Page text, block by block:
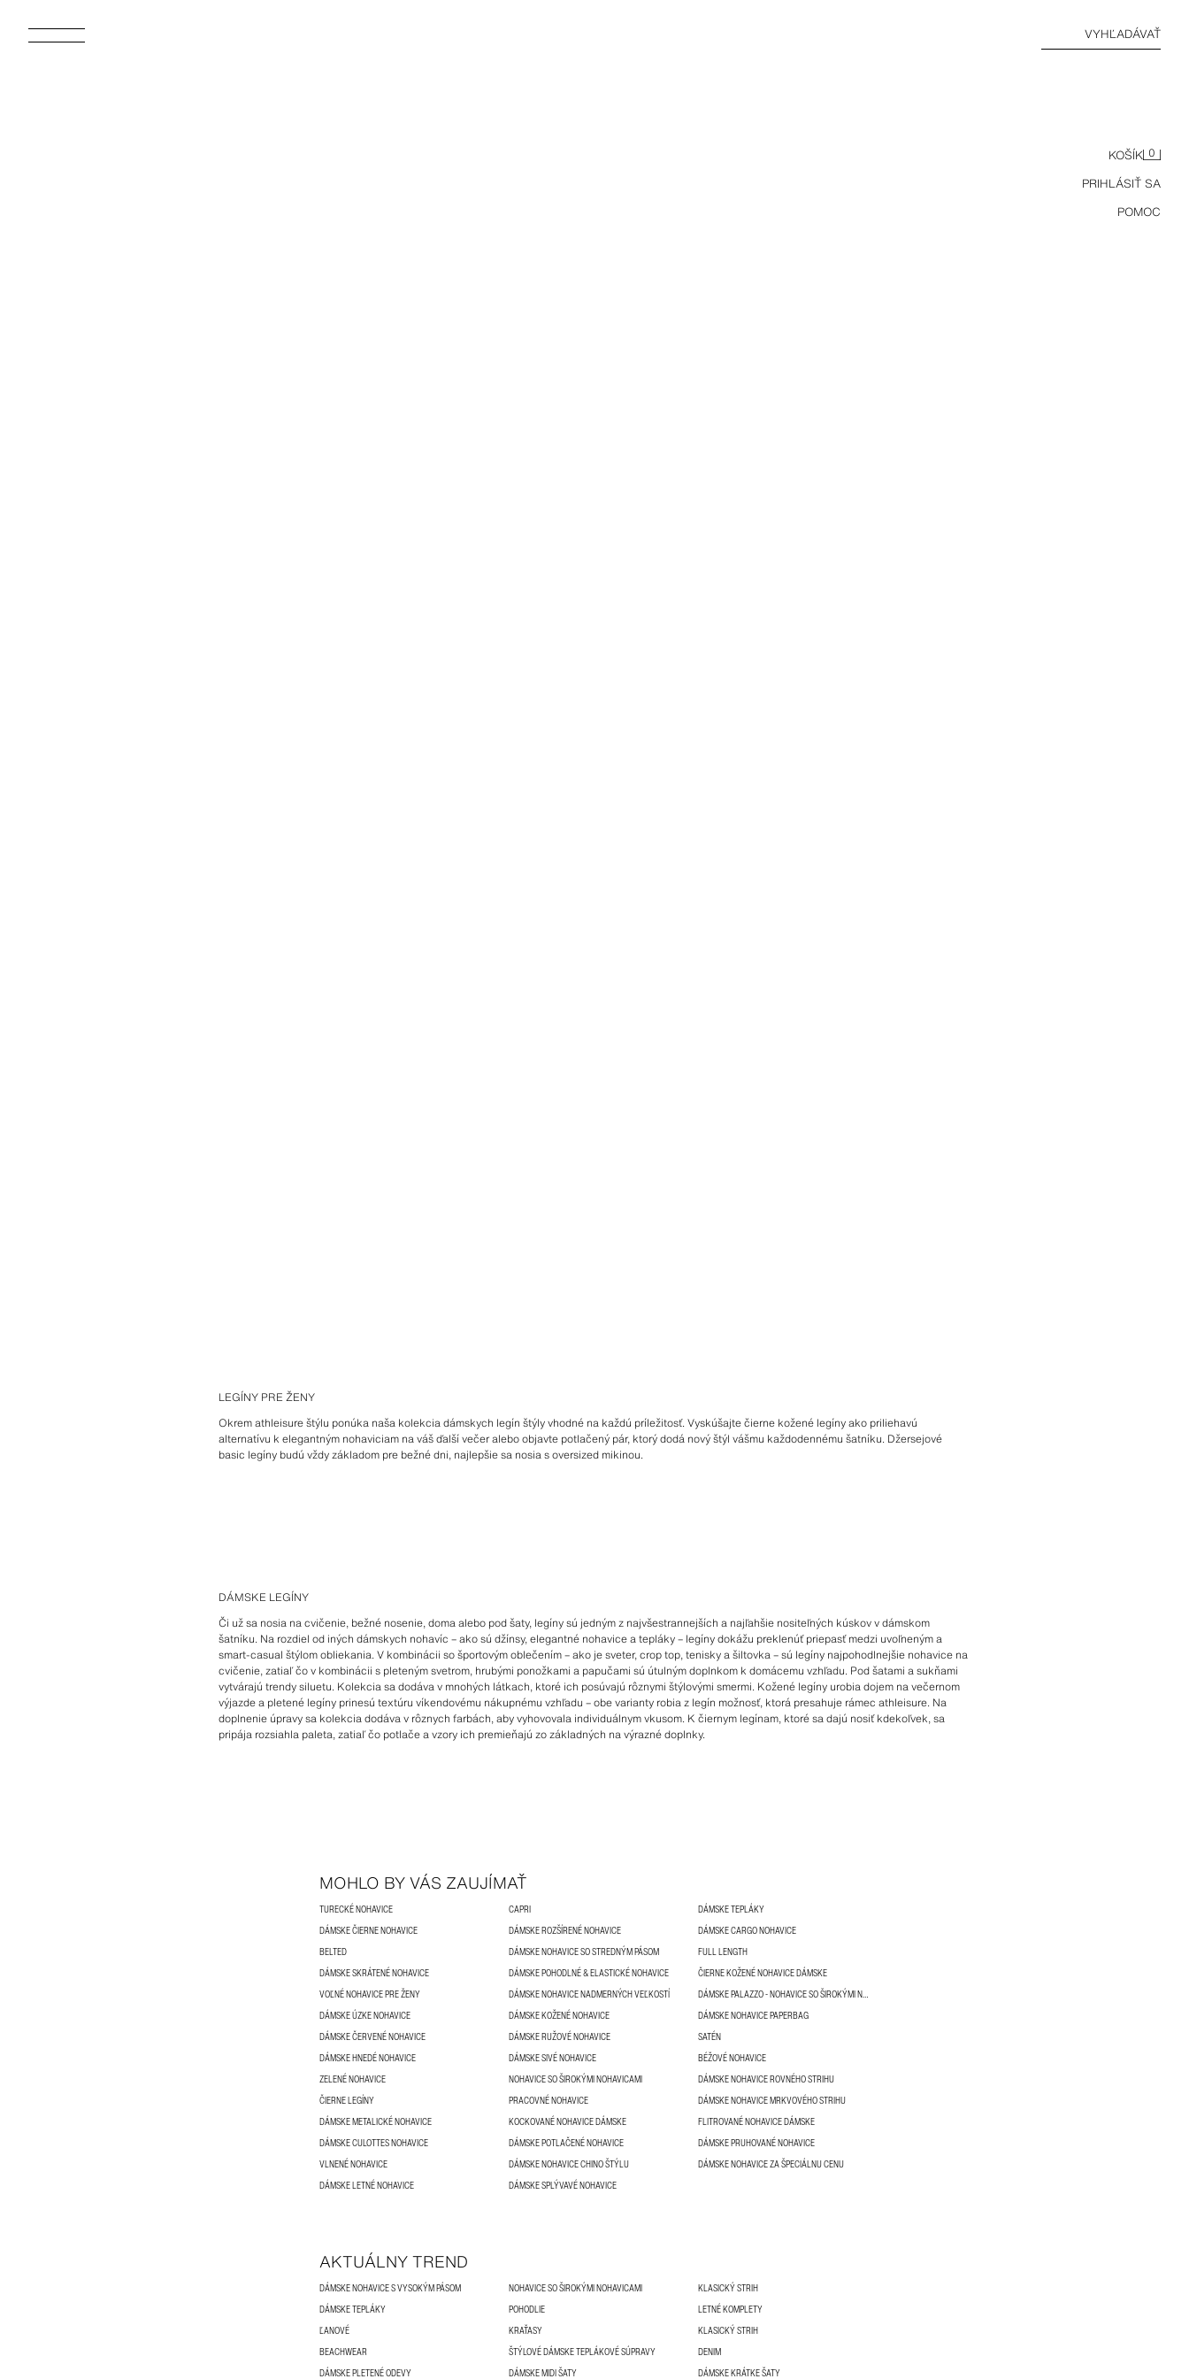
VYHĽADÁVAŤ
KOŠÍK 0
PRIHLÁSIŤ SA
POMOC
LEGÍNY PRE ŽENY
Okrem athleisure štýlu ponúka naša kolekcia dámskych legín štýly vhodné na každú príležitosť. Vyskúšajte čierne kožené legíny ako priliehavú
alternatívu k elegantným nohaviciam na váš ďalší večer alebo objavte potlačený pár, ktorý dodá nový štýl vášmu každodennému šatníku. Džersejové
basic legíny budú vždy základom pre bežné dni, najlepšie sa nosia s oversized mikinou.
DÁMSKE LEGÍNY
Či už sa nosia na cvičenie, bežné nosenie, doma alebo pod šaty, legíny sú jedným z najvšestrannejších a najľahšie nositeľných kúskov v dámskom
šatníku. Na rozdiel od iných dámskych nohavíc – ako sú džínsy, elegantné nohavice a tepláky – legíny dokážu preklenúť priepasť medzi uvoľneným a
smart-casual štýlom obliekania. V kombinácii so športovým oblečením – ako je sveter, crop top, tenisky a šiltovka – sú legíny najpohodlnejšie nohavice na
cvičenie, zatiaľ čo v kombinácii s pleteným svetrom, hrubými ponožkami a papučami sú útulným doplnkom k domácemu vzhľadu. Pod šatami a sukňami
vytvárajú trendy siluetu. Kolekcia sa dodáva v mnohých látkach, ktoré ich posúvajú rôznymi štýlovými smermi. Kožené legíny urobia dojem na večernom
výjazde a pletené legíny prinesú textúru víkendovému nákupnému vzhľadu – obe varianty robia z legín možnosť, ktorá presahuje rámec athleisure. Na
doplnenie úpravy sa kolekcia dodáva v rôznych farbách, aby vyhovovala individuálnym vkusom. K čiernym legínam, ktoré sa dajú nosiť kdekoľvek, sa
pripája rozsiahla paleta, zatiaľ čo potlače a vzory ich premieňajú zo základných na výrazné doplnky.
MOHLO BY VÁS ZAUJÍMAŤ
TURECKÉ NOHAVICE CAPRI
DÁMSKE TEPLÁKY
DÁMSKE ČIERNE NOHAVICE
DÁMSKE ROZŠÍRENÉ NOHAVICE
DÁMSKE CARGO NOHAVICE
BELTED
DÁMSKE NOHAVICE SO STREDNÝM PÁSOM
FULL LENGTH
DÁMSKE SKRÁTENÉ NOHAVICE
DÁMSKE POHODLNÉ & ELASTICKÉ NOHAVICE
ČIERNE KOŽENÉ NOHAVICE DÁMSKE
VOĽNÉ NOHAVICE PRE ŽENY
DÁMSKE NOHAVICE NADMERNÝCH VEĽKOSTÍ
DÁMSKE PALAZZO - NOHAVICE SO ŠIROKÝMI NOHAVICAMI
DÁMSKE ÚZKE NOHAVICE
DÁMSKE KOŽENÉ NOHAVICE
DÁMSKE NOHAVICE PAPERBAG
DÁMSKE ČERVENÉ NOHAVICE
DÁMSKE RUŽOVÉ NOHAVICE
SATÉN
DÁMSKE HNEDÉ NOHAVICE
DÁMSKE SIVÉ NOHAVICE
BÉŽOVÉ NOHAVICE
ZELENÉ NOHAVICE
NOHAVICE SO ŠIROKÝMI NOHAVICAMI
DÁMSKE NOHAVICE ROVNÉHO STRIHU
ČIERNE LEGÍNY
PRACOVNÉ NOHAVICE
DÁMSKE NOHAVICE MRKVOVÉHO STRIHU
DÁMSKE METALICKÉ NOHAVICE
KOCKOVANÉ NOHAVICE DÁMSKE
FLITROVANÉ NOHAVICE DÁMSKE
DÁMSKE CULOTTES NOHAVICE
DÁMSKE POTLAČENÉ NOHAVICE
DÁMSKE PRUHOVANÉ NOHAVICE
VLNENÉ NOHAVICE
DÁMSKE NOHAVICE CHINO ŠTÝLU
DÁMSKE NOHAVICE ZA ŠPECIÁLNU CENU
DÁMSKE LETNÉ NOHAVICE
DÁMSKE SPLÝVAVÉ NOHAVICE
AKTUÁLNY TREND
DÁMSKE NOHAVICE S VYSOKÝM PÁSOM NOHAVICE SO ŠIROKÝMI NOHAVICAMI
KLASICKÝ STRIH
DÁMSKE TEPLÁKY
POHODLIE
LETNÉ KOMPLETY
ĽANOVÉ
KRAŤASY
KLASICKÝ STRIH
BEACHWEAR
ŠTÝLOVÉ DÁMSKE TEPLÁKOVÉ SÚPRAVY
DENIM
DÁMSKE PLETENÉ ODEVY
DÁMSKE MIDI ŠATY
DÁMSKE KRÁTKE ŠATY